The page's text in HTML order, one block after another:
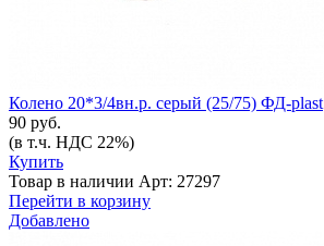
Колено 20*3/4вн.р. серый (25/75) ФД-plast
90 руб.
(в т.ч. НДС 22%)
Купить
Товар в наличии Арт: 27297
Перейти в корзину
Добавлено